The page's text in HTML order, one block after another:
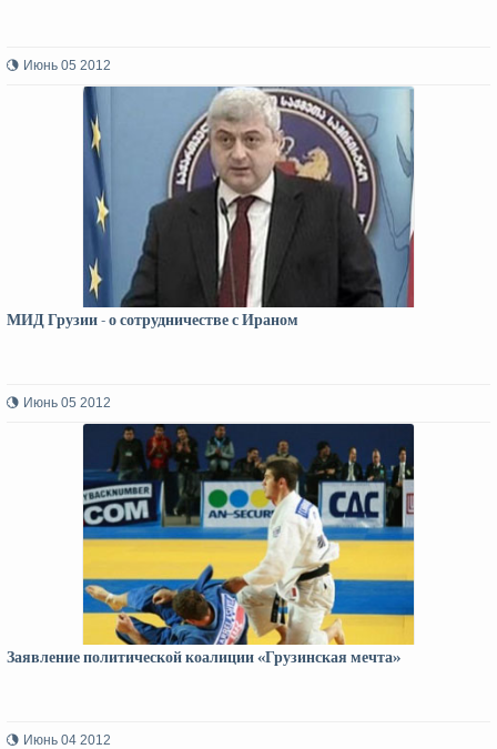
Июнь 05 2012
МИД Грузии - о сотрудничестве с Ираном
Июнь 05 2012
Заявление политической коалиции «Грузинская мечта»
Июнь 04 2012